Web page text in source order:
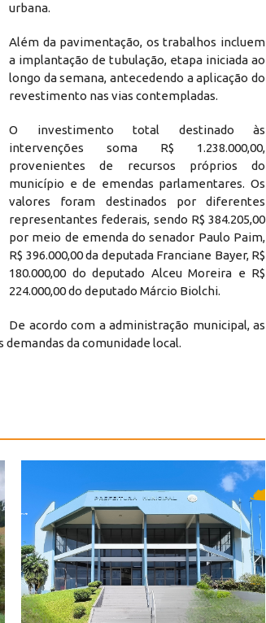
urbana.
Além da pavimentação, os trabalhos incluem
a implantação de tubulação, etapa iniciada ao
longo da semana, antecedendo a aplicação do
revestimento nas vias contempladas.
O investimento total destinado às
intervenções soma R$ 1.238.000,00,
provenientes de recursos próprios do
município e de emendas parlamentares. Os
valores foram destinados por diferentes
representantes federais, sendo R$ 384.205,00
por meio de emenda do senador Paulo Paim,
R$ 396.000,00 da deputada Franciane Bayer, R$
180.000,00 do deputado Alceu Moreira e R$
224.000,00 do deputado Márcio Biolchi.
De acordo com a administração municipal, as
da comunidade local.